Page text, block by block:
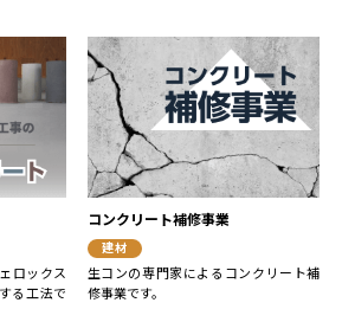
ロックス
る工法で
コンクリート補修事業
建材
生コンの専門家によるコンクリート補
修事業です。